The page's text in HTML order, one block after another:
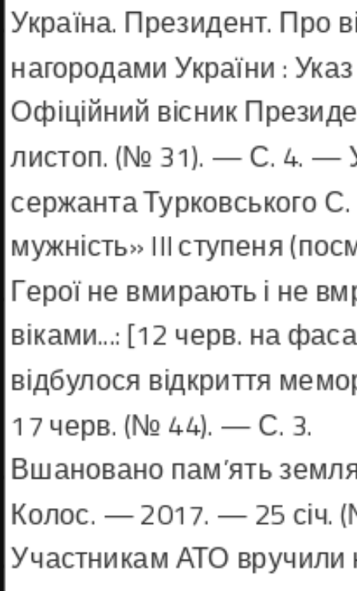
Україна. Президент. Про
нагорода­ми України :
Офіційний вісник
листоп. (№ 31). — С. 4. —
сержанта Турковського
мужність» III ступеня
Герої не вмирають і не
віками...: [12 черв. на
відбулося відкриття
17 черв. (№ 44). — С. 3.
Вшановано пам’ять
Колос. — 2017. — 25 січ.
Участникам АТО